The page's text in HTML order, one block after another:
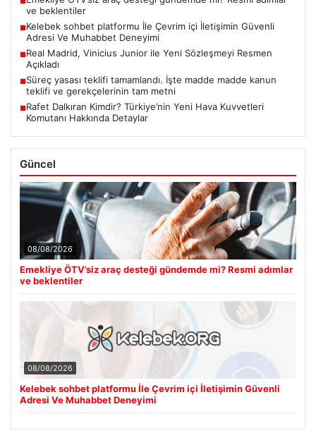
ve beklentiler
■Kelebek sohbet platformu İle Çevrim içi İletişimin Güvenli
Adresi Ve Muhabbet Deneyimi
■Real Madrid, Vinicius Junior ile Yeni Sözleşmeyi Resmen
Açıkladı
■Süreç yasası teklifi tamamlandı. İşte madde madde kanun
teklifi ve gerekçelerinin tam metni
■Rafet Dalkıran Kimdir? Türkiye’nin Yeni Hava Kuvvetleri
Komutanı Hakkında Detaylar
Güncel
08/08/2026
Emekliye ÖTV’siz araç desteği gündemde mi? Resmi adımlar
ve beklentiler
08/08/2026
Kelebek sohbet platformu İle Çevrim içi İletişimin Güvenli
Adresi Ve Muhabbet Deneyimi